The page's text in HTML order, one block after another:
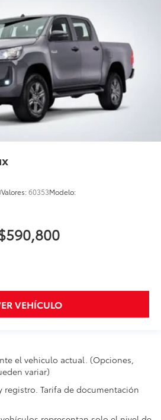
Valores:60353Modelo:
VEHÍCULO
el vehiculo actual. (Opciones,
variar)
registro. Tarifa de documentación